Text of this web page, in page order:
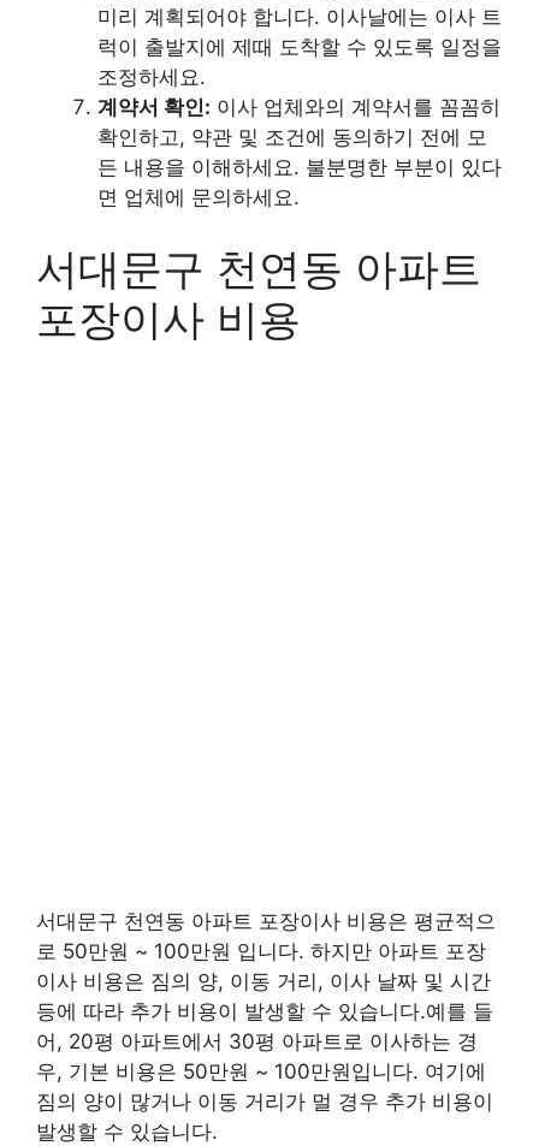
미리 계획되어야 합니다. 이사날에는 이사 트
럭이 출발지에 제때 도착할 수 있도록 일정을
조정하세요.
계약서 확인: 이사 업체와의 계약서를 꼼꼼히
확인하고, 약관 및 조건에 동의하기 전에 모
든 내용을 이해하세요. 불분명한 부분이 있다
면 업체에 문의하세요.
서대문구 천연동 아파트
포장이사 비용
서대문구 천연동 아파트 포장이사 비용은 평균적으
로 50만원 ~ 100만원 입니다. 하지만 아파트 포장
이사 비용은 짐의 양, 이동 거리, 이사 날짜 및 시간
등에 따라 추가 비용이 발생할 수 있습니다.예를 들
어, 20평 아파트에서 30평 아파트로 이사하는 경
우, 기본 비용은 50만원 ~ 100만원입니다. 여기에
짐의 양이 많거나 이동 거리가 멀 경우 추가 비용이
발생할 수 있습니다.